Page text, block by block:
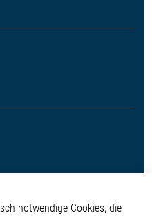
notwendige Cookies, die